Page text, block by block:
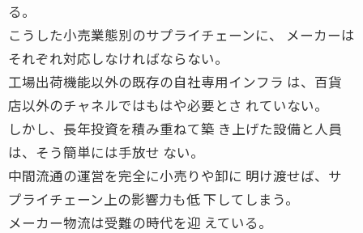
る。
こうした小売業態別のサプライチェーンに、 メーカーは
それぞれ対応しなければならない。
工場出荷機能以外の既存の自社専用インフラ は、百貨
店以外のチャネルではもはや必要とさ れていない。
しかし、長年投資を積み重ねて築 き上げた設備と人員
は、そう簡単には手放せ ない。
中間流通の運営を完全に小売りや卸に 明け渡せば、サ
プライチェーン上の影響力も低 下してしまう。
メーカー物流は受難の時代を迎 えている。